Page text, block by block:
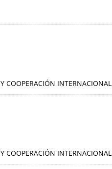
COOPERACIÓN INTERNACIONAL
COOPERACIÓN INTERNACIONAL